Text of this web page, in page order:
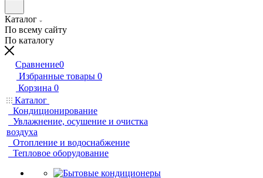
Каталог
По всему сайту
По каталогу
Сравнение0
Избранные товары 0
Корзина 0
Каталог
Кондиционирование
Увлажнение, осушение и очистка
воздуха
Отопление и водоснабжение
Тепловое оборудование